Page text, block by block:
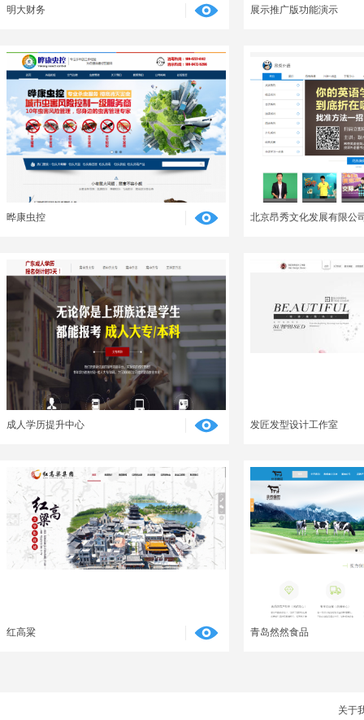
明大财务 展示推广版功能演示
晔康虫控 北京昂秀文化发展有限公
成人学历提升中心 发匠发型设计工作室
红高粱 青岛然然食品
关于